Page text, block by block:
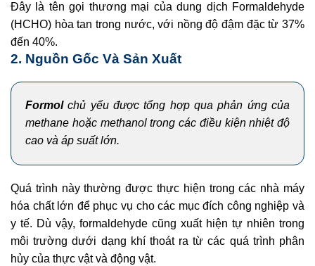
Đây là tên gọi thương mại của dung dịch Formaldehyde
(HCHO) hòa tan trong nước, với nồng độ đậm đặc từ 37%
đến 40%.
2. Nguồn Gốc Và Sản Xuất
Formolchủ yếu được tổng hợp qua phản ứng của
methane hoặc methanol trong các điều kiện nhiệt độ
cao và áp suất lớn.
Quá trình này thường được thực hiện trong các nhà máy
hóa chất lớn để phục vụ cho các mục đích công nghiệp và
y tế. Dù vậy, formaldehyde cũng xuất hiện tự nhiên trong
môi trường dưới dạng khí thoát ra từ các quá trình phân
hủy của thực vật và động vật.